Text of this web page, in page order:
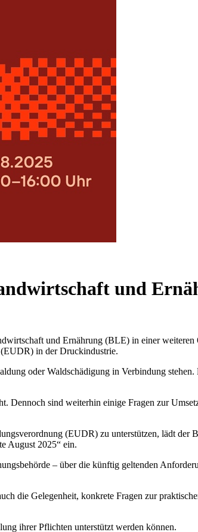
und
und Ernährung (BLE) in einer weiteren
in der Druckindustrie.
oder Waldschädigung in Verbindung
sind weiterhin einige Fragen zur
(EUDR) zu unterstützen, lädt der
August 2025“ ein.
– über die künftig geltenden
die Gelegenheit, konkrete Fragen zur
ihrer Pflichten unterstützt werden können.